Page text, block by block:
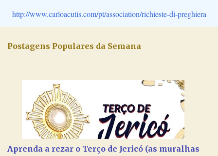
http://www.carloacutis.com/pt/association/richieste-di-preghiera
Postagens Populares da Semana
Aprenda a rezar o Terço de Jericó (as muralhas